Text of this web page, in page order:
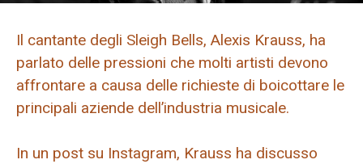
Il cantante degli Sleigh Bells, Alexis Krauss, ha
parlato delle pressioni che molti artisti devono
affrontare a causa delle richieste di boicottare le
principali aziende dell’industria musicale.
In un post su Instagram, Krauss ha discusso